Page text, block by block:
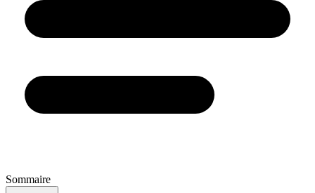
Sommaire